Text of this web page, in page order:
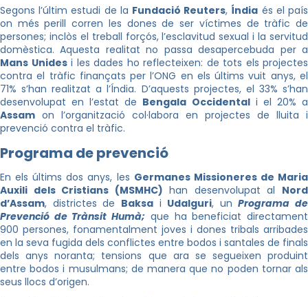
Segons l’últim estudi de la Fundació Reuters, Índia és el país
on més perill corren les dones de ser víctimes de tràfic de
persones; inclòs el treball forçós, l’esclavitud sexual i la servitud
domèstica. Aquesta realitat no passa desapercebuda per a
Mans Unidesi les dades ho reflecteixen: de tots els projectes
contra el tràfic finançats per l’ONG en els últims vuit anys, el
71% s’han realitzat a l’Índia. D’aquests projectes, el 33% s’han
desenvolupat en l’estat de Bengala Occidentali el 20% a
Assam on l’organització col·labora en projectes de lluita i
prevenció contra el tràfic.
Programa de prevenció
En els últims dos anys, les Germanes Missioneres de Maria
Auxili dels Cristians (MSMHC) han desenvolupat al Nord
d’Assam, districtes de Baksai Udalguri, unPrograma de
Prevenció de Trànsit Humà; que ha beneficiat directament
900 persones, fonamentalment joves i dones tribals arribades
en la seva fugida dels conflictes entre bodos i santales de finals
dels anys noranta; tensions que ara se segueixen produint
entre bodos i musulmans; de manera que no poden tornar als
seus llocs d’origen.